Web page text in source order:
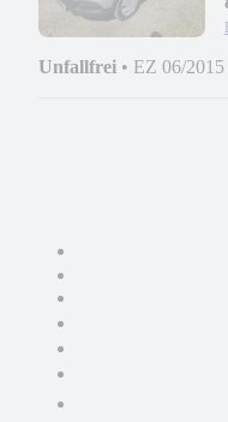
Unfallfrei • EZ 06/2015